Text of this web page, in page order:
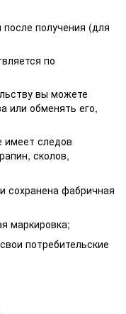
получения (для
по
вы можете
или обменять его,
имеет следов
сколов,
сохранена фабричная
маркировка;
потребительские